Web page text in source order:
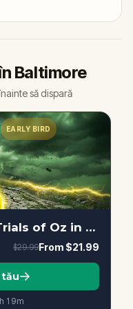
Baltimore
să dispară
EARLY BIRD
Dorothy’s Quest: The Trials of Oz in Baltimore
$29.99From $21.99
tău
h 19m